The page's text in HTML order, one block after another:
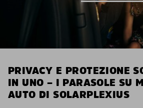
PRIVACY E PROTEZIONE
IN UNO – I PARASOLE SU
AUTO DI SOLARPLEXIUS